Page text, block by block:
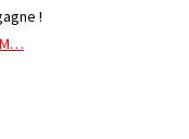
!